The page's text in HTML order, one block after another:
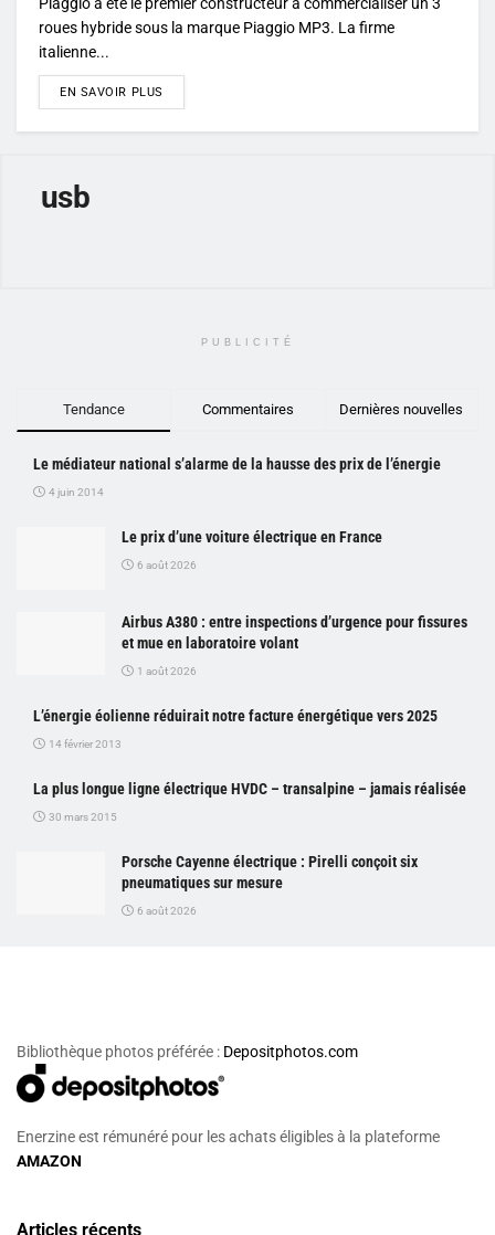
roues hybride sous la marque Piaggio MP3. La firme
italienne...
EN SAVOIR PLUS
usb
PUBLICITÉ
Tendance Commentaires Dernières nouvelles
Le médiateur national s’alarme de la hausse des prix de l’énergie
4 juin 2014
Le prix d’une voiture électrique en France
6 août 2026
Airbus A380 : entre inspections d’urgence pour fissures
et mue en laboratoire volant
1 août 2026
L’énergie éolienne réduirait notre facture énergétique vers 2025
14 février 2013
La plus longue ligne électrique HVDC – transalpine – jamais réalisée
30 mars 2015
Porsche Cayenne électrique : Pirelli conçoit six
pneumatiques sur mesure
6 août 2026
Bibliothèque photos préférée : Depositphotos.com
Enerzine est rémunéré pour les achats éligibles à la plateforme
AMAZON
Articles récents